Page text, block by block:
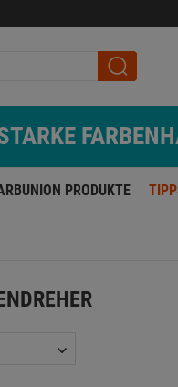
PRODUKTE